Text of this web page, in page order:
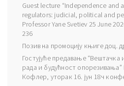
Guest lecture “Independence and
regulators: judicial, political and
Professor Yane Svetiev 25 June
236
Позив на промоцију књиге доц.
Гостујуће предавање
рада и будућност
Кофлер, уторак 16. јун 18ч